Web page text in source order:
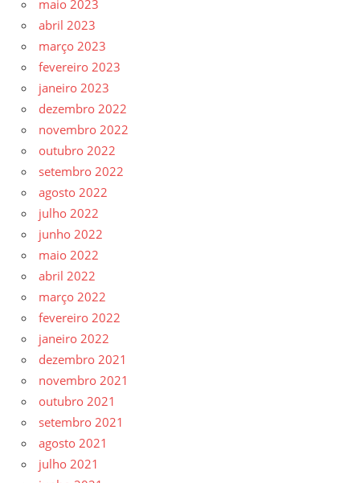
maio 2023
abril 2023
março 2023
fevereiro 2023
janeiro 2023
dezembro 2022
novembro 2022
outubro 2022
setembro 2022
agosto 2022
julho 2022
junho 2022
maio 2022
abril 2022
março 2022
fevereiro 2022
janeiro 2022
dezembro 2021
novembro 2021
outubro 2021
setembro 2021
agosto 2021
julho 2021